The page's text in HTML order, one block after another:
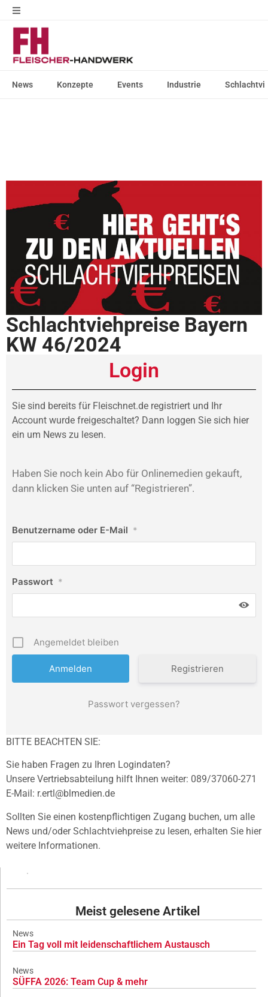
News Konzepte Events Industrie
Schlachtviehpreise Bayern
KW 46/2024
Login
Sie sind bereits für Fleischnet.de registriert und Ihr
Account wurde freigeschaltet? Dann loggen Sie sich hier
ein um News zu lesen.
Haben Sie noch kein Abo für Onlinemedien gekauft,
dann klicken Sie unten auf “Registrieren”.
Benutzername oder E-Mail *
Passwort *
Angemeldet bleiben
Registrieren
Passwort vergessen?
BITTE BEACHTEN SIE:
Sie haben Fragen zu Ihren Logindaten?
Unsere Vertriebsabteilung hilft Ihnen weiter: 089/37060-271
E-Mail: r.ertl@blmedien.de
Sollten Sie einen kostenpflichtigen Zugang buchen, um alle
News und/oder Schlachtviehpreise zu lesen, erhalten Sie hier
weitere Informationen.
Meist gelesene Artikel
News
Ein Tag voll mit leidenschaftlichem Austausch
News
SÜFFA 2026: Team Cup & mehr